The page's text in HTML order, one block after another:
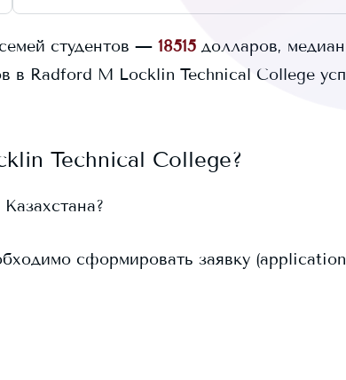
студентов — 18515 долларов,
в Radford M Locklin Technical College
Technical College?
сформировать заявку